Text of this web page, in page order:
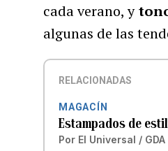
cada verano, y
algunas de las
RELACIONADAS
MAGACÍN
Estampados de
Por El Universal / GDA